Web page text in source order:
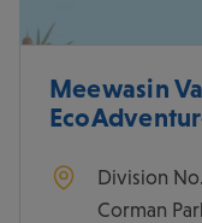
Meewasin
Division
Corman